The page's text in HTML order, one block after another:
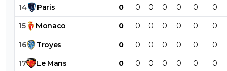
14 Paris 0 0 0 0 0 0 0
15 Monaco 0 0 0 0 0 0 0
16 Troyes 0 0 0 0 0 0 0
17 Le Mans 0 0 0 0 0 0 0